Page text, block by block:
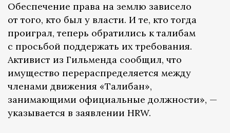
Обеспечение права на землю зависело
от того, кто был у власти. И те, кто тогда
проиграл, теперь обратились к талибам
с просьбой поддержать их требования.
Активист из Гильменда сообщил, что
имущество перераспределяется между
членами движения «Талибан»,
занимающими официальные должности», —
указывается в заявлении HRW.